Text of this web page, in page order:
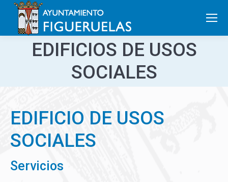
Search:
EDIFICIOS DE USOS
SOCIALES
EDIFICIO DE USOS
SOCIALES
Servicios